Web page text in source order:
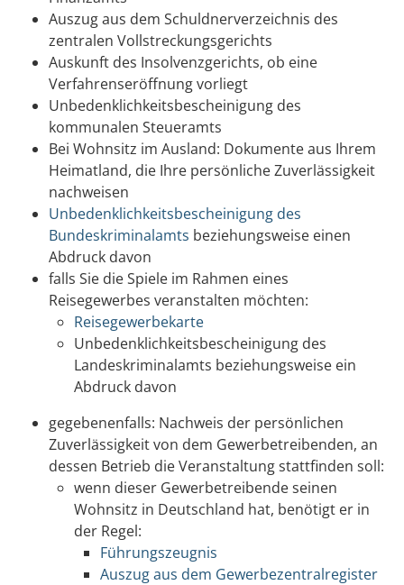
Auszug aus dem Schuldnerverzeichnis des
zentralen Vollstreckungsgerichts
Auskunft des Insolvenzgerichts, ob eine
Verfahrenseröffnung vorliegt
Unbedenklichkeitsbescheinigung des
kommunalen Steueramts
Bei Wohnsitz im Ausland: Dokumente aus Ihrem
Heimatland, die Ihre persönliche Zuverlässigkeit
nachweisen
Unbedenklichkeitsbescheinigung des
Bundeskriminalamts beziehungsweise einen
Abdruck davon
falls Sie die Spiele im Rahmen eines
Reisegewerbes veranstalten möchten:
Reisegewerbekarte
Unbedenklichkeitsbescheinigung des
Landeskriminalamts beziehungsweise ein
Abdruck davon
gegebenenfalls: Nachweis der persönlichen
Zuverlässigkeit von dem Gewerbetreibenden, an
dessen Betrieb die Veranstaltung stattfinden soll:
wenn dieser Gewerbetreibende seinen
Wohnsitz in Deutschland hat, benötigt er in
der Regel:
Führungszeugnis
Auszug aus dem Gewerbezentralregister